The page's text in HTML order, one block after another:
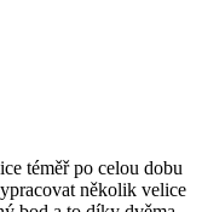
téměř po celou dobu
několik velice